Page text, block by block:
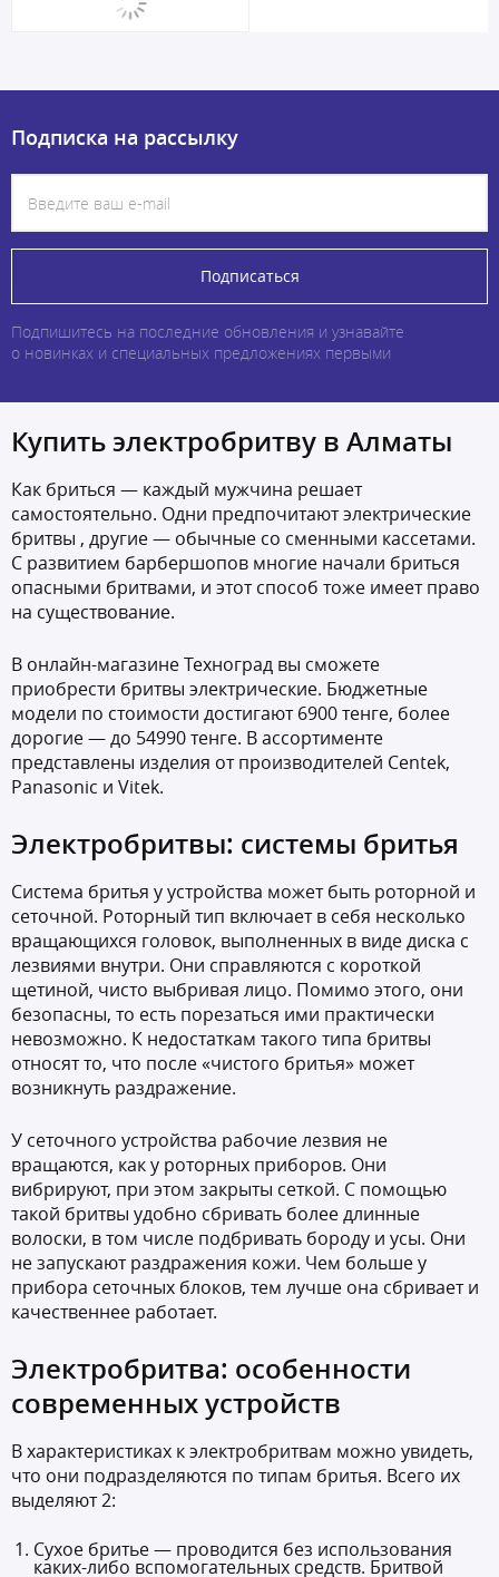
Подписка на рассылку
Подписаться
Подпишитесь на последние обновления и узнавайте
о новинках и специальных предложениях первыми
Купить электробритву в Алматы
Как бриться — каждый мужчина решает
самостоятельно. Одни предпочитают электрические
бритвы , другие — обычные со сменными кассетами.
С развитием барбершопов многие начали бриться
опасными бритвами, и этот способ тоже имеет право
на существование.
В онлайн-магазине Техноград вы сможете
приобрести бритвы электрические. Бюджетные
модели по стоимости достигают 6900 тенге, более
дорогие — до 54990 тенге. В ассортименте
представлены изделия от производителей Centek,
Panasonic и Vitek.
Электробритвы: системы бритья
Система бритья у устройства может быть роторной и
сеточной. Роторный тип включает в себя несколько
вращающихся головок, выполненных в виде диска с
лезвиями внутри. Они справляются с короткой
щетиной, чисто выбривая лицо. Помимо этого, они
безопасны, то есть порезаться ими практически
невозможно. К недостаткам такого типа бритвы
относят то, что после «чистого бритья» может
возникнуть раздражение.
У сеточного устройства рабочие лезвия не
вращаются, как у роторных приборов. Они
вибрируют, при этом закрыты сеткой. С помощью
такой бритвы удобно сбривать более длинные
волоски, в том числе подбривать бороду и усы. Они
не запускают раздражения кожи. Чем больше у
прибора сеточных блоков, тем лучше она сбривает и
качественнее работает.
Электробритва: особенности
современных устройств
В характеристиках к электробритвам можно увидеть,
что они подразделяются по типам бритья. Всего их
выделяют 2:
Сухое бритье — проводится без использования
каких-либо вспомогательных средств. Бритвой